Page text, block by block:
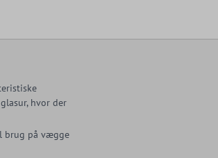
hvor der
brug på vægge